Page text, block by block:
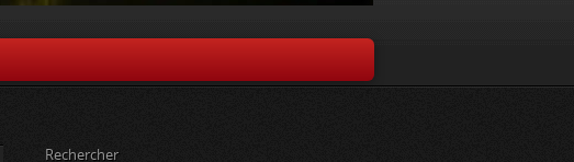
Rechercher